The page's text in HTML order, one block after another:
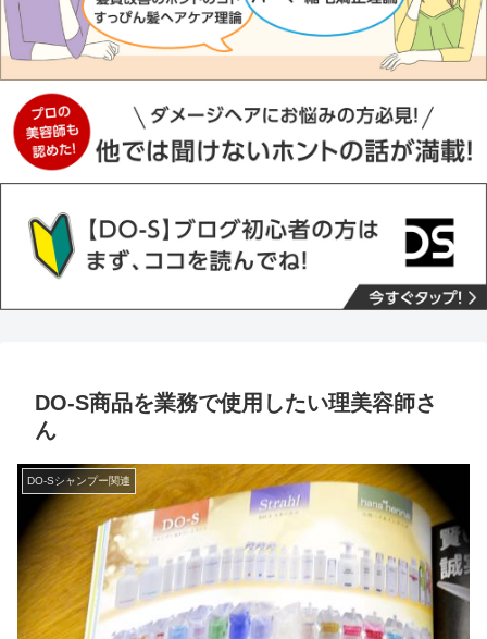
DO-S商品を業務で使用したい理美容師さ
ん
DO-Sシャンプー関連